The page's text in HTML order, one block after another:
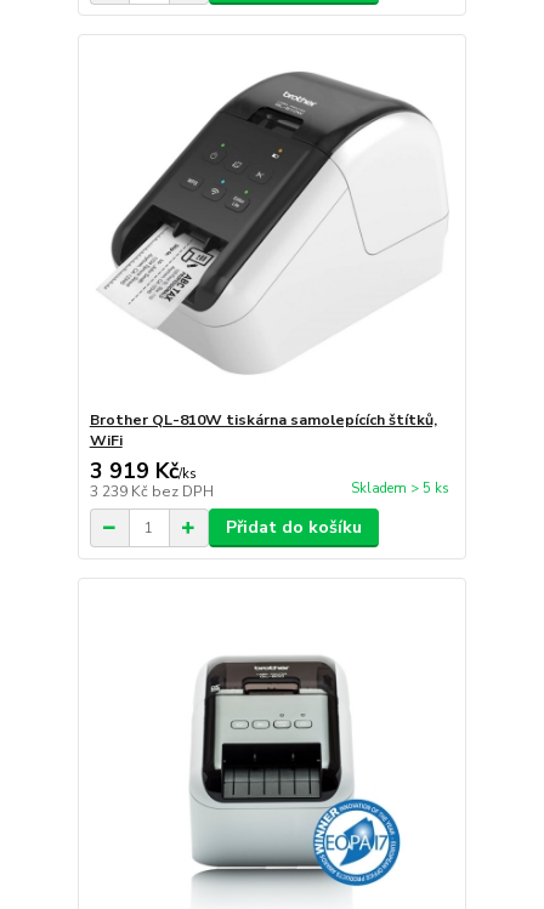
Brother QL-810W tiskárna samolepících štítků,
WiFi
3 919 Kč/ks
3 239 Kč bez DPH Skladem > 5 ks
Přidat do košíku